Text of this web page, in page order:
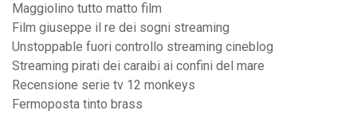
Maggiolino tutto matto film
Film giuseppe il re dei sogni streaming
Unstoppable fuori controllo streaming cineblog
Streaming pirati dei caraibi ai confini del mare
Recensione serie tv 12 monkeys
Fermoposta tinto brass